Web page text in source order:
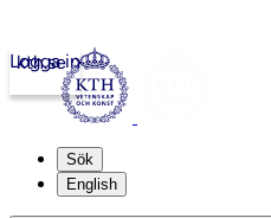
kth.se
Logga in
Sök
English